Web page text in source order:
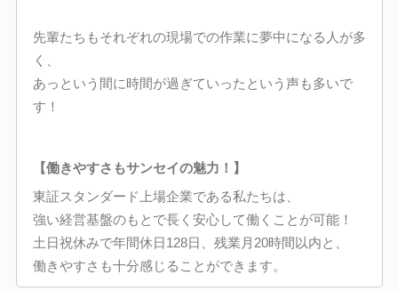
先輩たちもそれぞれの現場での作業に夢中になる人が多
く、
あっという間に時間が過ぎていったという声も多いで
す！
【働きやすさもサンセイの魅力！】
東証スタンダード上場企業である私たちは、
強い経営基盤のもとで長く安心して働くことが可能！
土日祝休みで年間休日128日、残業月20時間以内と、
働きやすさも十分感じることができます。